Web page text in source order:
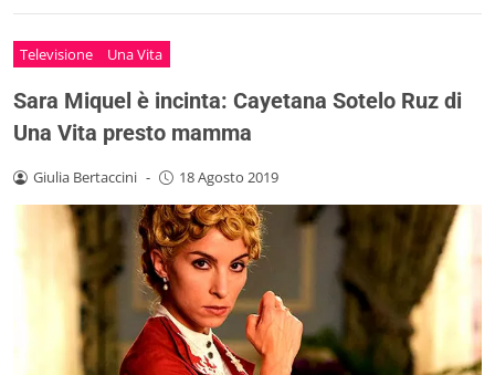
Televisione Una Vita
Sara Miquel è incinta: Cayetana Sotelo Ruz di
Una Vita presto mamma
Giulia Bertaccini - 18 Agosto 2019